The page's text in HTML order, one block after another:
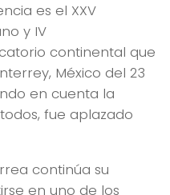
es el XXV
y IV
continental que
México del 23
en cuenta la
fue aplazado
continúa su
en uno de los